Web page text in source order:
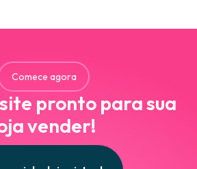
Comece agora
pronto para sua
vender!